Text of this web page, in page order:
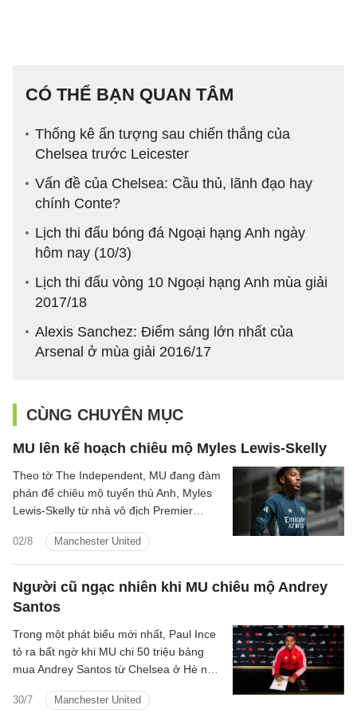
CÓ THỂ BẠN QUAN TÂM
Thống kê ấn tượng sau chiến thắng của
Chelsea trước Leicester
Vấn đề của Chelsea: Cầu thủ, lãnh đạo hay
chính Conte?
Lịch thi đấu bóng đá Ngoại hạng Anh ngày
hôm nay (10/3)
Lịch thi đấu vòng 10 Ngoại hạng Anh mùa giải
2017/18
Alexis Sanchez: Điểm sáng lớn nhất của
Arsenal ở mùa giải 2016/17
CÙNG CHUYÊN MỤC
MU lên kế hoạch chiêu mộ Myles Lewis-Skelly
02/8 Manchester United
Theo tờ The Independent, MU đang đàm
phán để chiêu mộ tuyển thủ Anh, Myles
Lewis-Skelly từ nhà vô địch Premier
Người cũ ngạc nhiên khi MU chiêu mộ Andrey
Santos
30/7 Manchester United
Trong một phát biểu mới nhất, Paul Ince
tỏ ra bất ngờ khi MU chi 50 triệu bảng
mua Andrey Santos từ Chelsea ở Hè năm